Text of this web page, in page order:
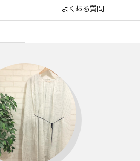
よくある質問